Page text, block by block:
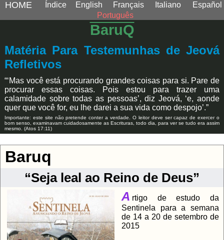
HOME Índice English Français Italiano
Español
Português
BaruQ
Matéria Para Testemunhas de Jeová
Refletivos
“‘Mas você está procurando grandes coisas para si. Pare de
procurar essas coisas. Pois estou para trazer uma
calamidade sobre todas as pessoas’, diz Jeová, ‘e, aonde
quer que você for, eu lhe darei a sua vida como despojo’.”
Importante: este site não pretende conter a verdade. O leitor deve ser capaz de exercer o
bom senso, examinavam cuidadosamente as Escrituras, todo dia, para ver se tudo era assim
mesmo. (Atos 17:11)
Baruq
“Seja leal ao Reino de Deus”
A rtigo de estudo da
Sentinela para a semana
de 14 a 20 de setembro de
2015